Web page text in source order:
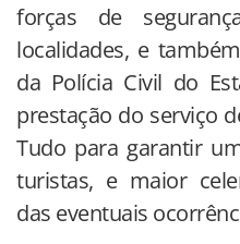
forças de
localidades, e
da Polícia Civil do
prestação do serviço
Tudo para garantir
turistas, e maior
das eventuais